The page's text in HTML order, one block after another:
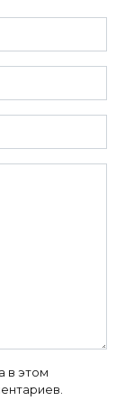
в этом